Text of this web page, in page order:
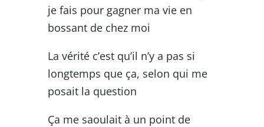
je fais pour gagner ma vie en
bossant de chez moi
La vérité c’est qu’il n’y a pas si
longtemps que ça, selon qui me
posait la question
Ça me saoulait à un point de